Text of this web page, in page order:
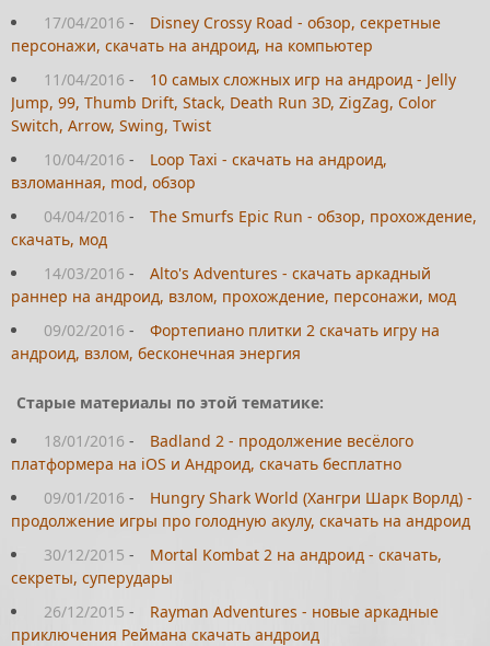
17/04/2016 -
Disney Crossy Road - обзор, секретные
персонажи, скачать на андроид, на компьютер
11/04/2016 -
10 самых сложных игр на андроид - Jelly
Jump, 99, Thumb Drift, Stack, Death Run 3D, ZigZag, Color
Switch, Arrow, Swing, Twist
10/04/2016 -
Loop Taxi - скачать на андроид,
взломанная, mod, обзор
04/04/2016 -
The Smurfs Epic Run - обзор, прохождение,
скачать, мод
14/03/2016 -
Alto's Adventures - скачать аркадный
раннер на андроид, взлом, прохождение, персонажи, мод
09/02/2016 -
Фортепиано плитки 2 скачать игру на
андроид, взлом, бесконечная энергия
Старые материалы по этой тематике:
18/01/2016 -
Badland 2 - продолжение весёлого
платформера на iOS и Андроид, скачать бесплатно
09/01/2016 -
Hungry Shark World (Хангри Шарк Ворлд) -
продолжение игры про голодную акулу, скачать на андроид
30/12/2015 -
Mortal Kombat 2 на андроид - скачать,
секреты, суперудары
26/12/2015 -
Rayman Adventures - новые аркадные
приключения Реймана скачать андроид